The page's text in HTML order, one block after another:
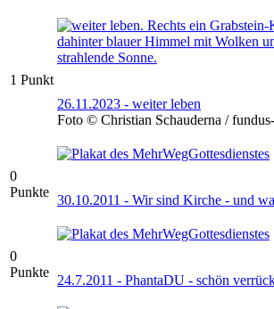
1 Punkt
26.11.2023 - weiter leben
Foto © Christian Schauderna /
0
Punkte
30.10.2011 - Wir sind Kirche - und
0
Punkte
24.7.2011 - PhantaDU - schön